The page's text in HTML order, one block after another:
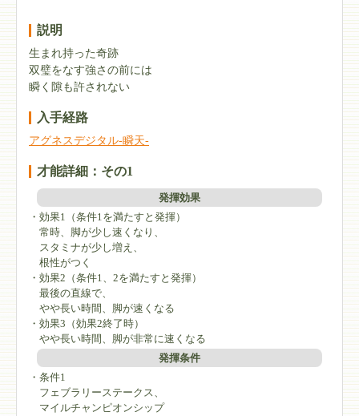
説明
生まれ持った奇跡
双璧をなす強さの前には
瞬く隙も許されない
入手経路
アグネスデジタル-瞬天-
才能詳細：その1
発揮効果
・効果1（条件1を満たすと発揮）
常時、脚が少し速くなり、
スタミナが少し増え、
根性がつく
・効果2（条件1、2を満たすと発揮）
最後の直線で、
やや長い時間、脚が速くなる
・効果3（効果2終了時）
やや長い時間、脚が非常に速くなる
発揮条件
・条件1
フェブラリーステークス、
マイルチャンピオンシップ